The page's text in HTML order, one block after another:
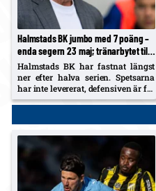
Halmstads BK jumbo med 7 poäng –
enda segern 23 maj; tränarbytet till
Baxter utan effekt, nedflyttning
hotar
Halmstads BK har fastnat längst
ner efter halva serien. Spetsarna
har inte levererat, defensiven är för
klen och ekonomin begränsar